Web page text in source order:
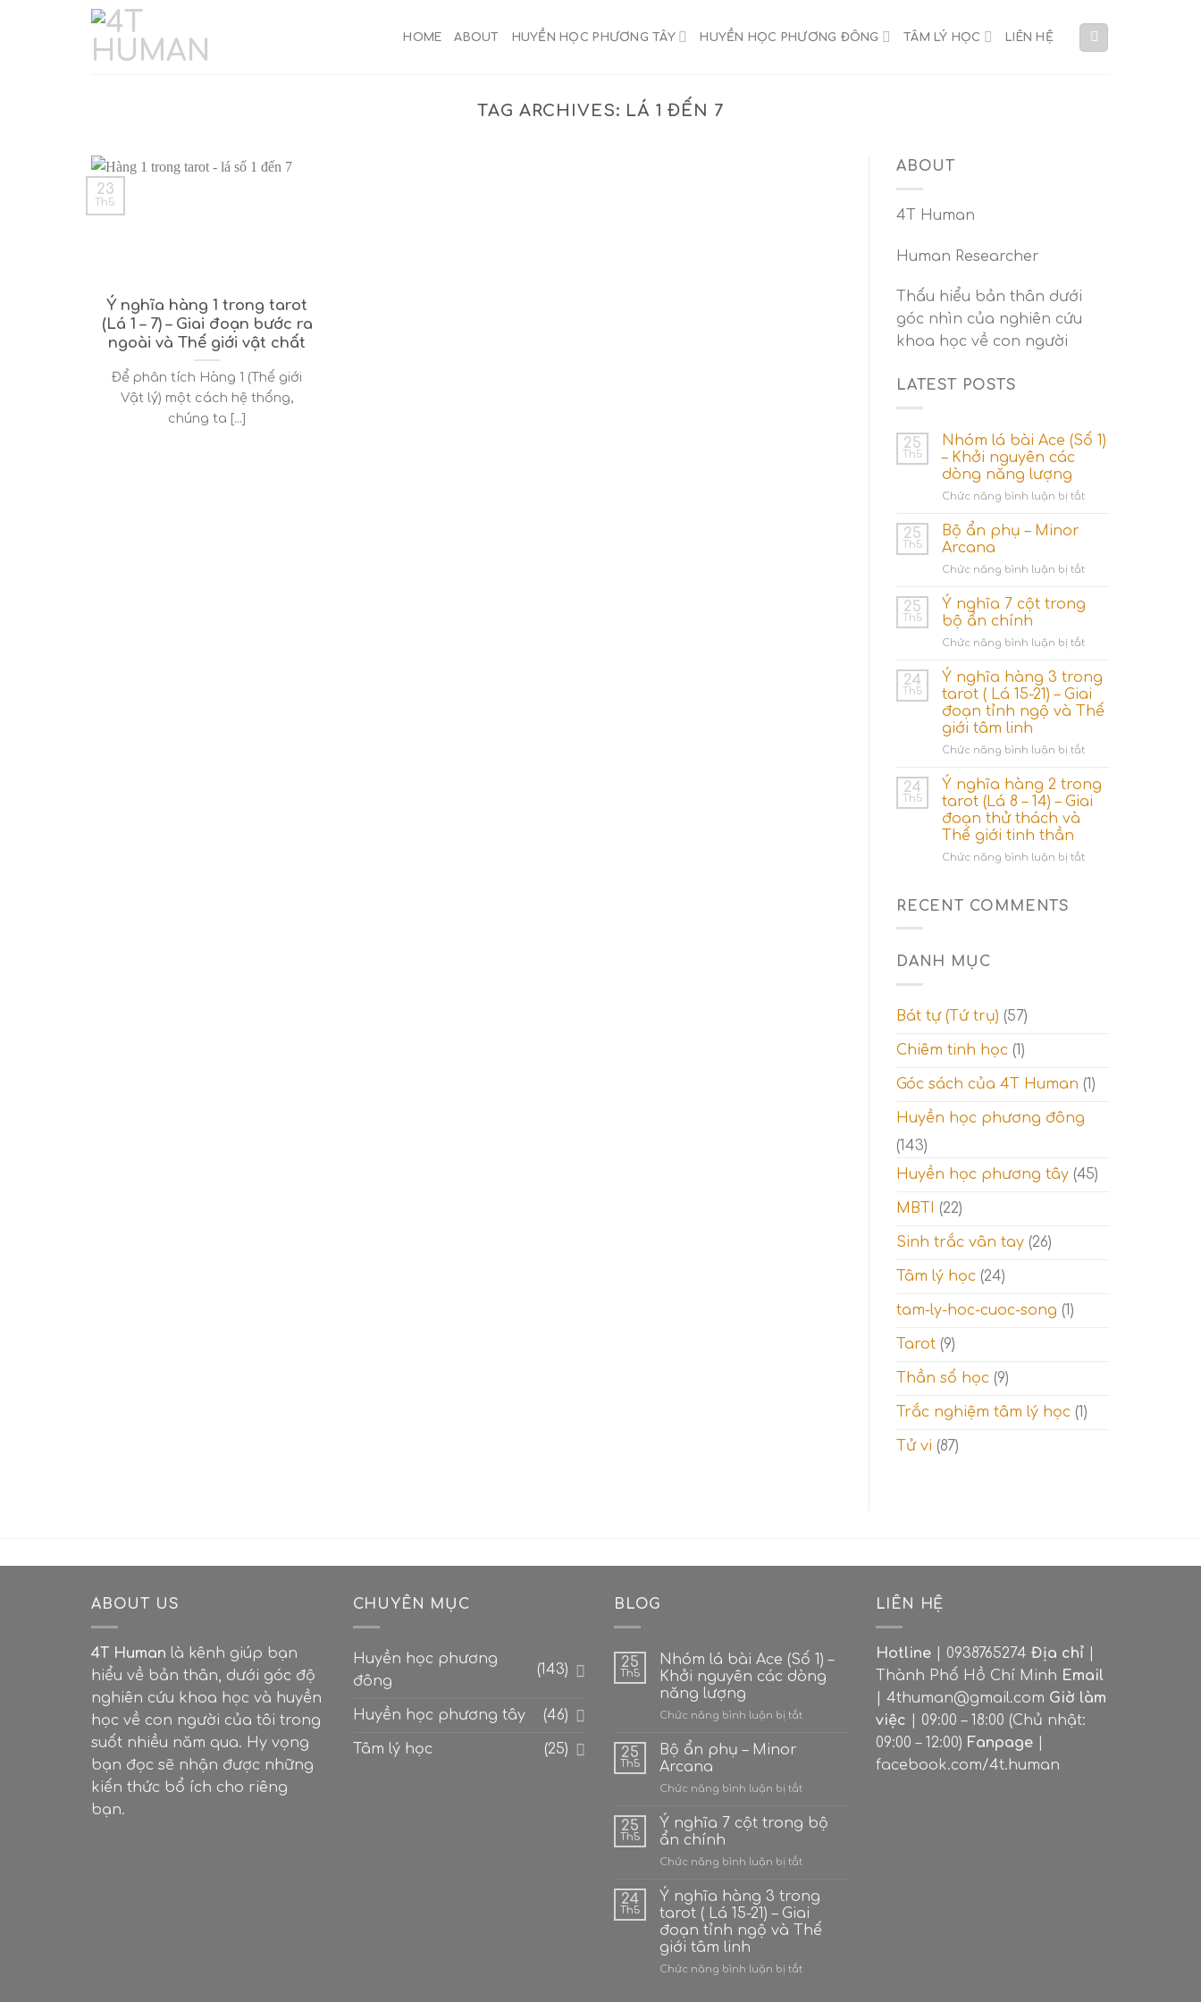
HOME ABOUT HUYỀN HỌC PHƯƠNG TÂY HUYỀN HỌC PHƯƠNG ĐÔNG TÂM LÝ HỌC LIÊN HỆ
TAG ARCHIVES: LÁ 1 ĐẾN 7
Ý nghĩa hàng 1 trong tarot
(Lá 1 – 7) – Giai đoạn bước ra
ngoài và Thế giới vật chất
Để phân tích Hàng 1 (Thế giới
Vật lý) một cách hệ thống,
chúng ta [...]
23
Th5
ABOUT
4T Human
Human Researcher
Thấu hiểu bản thân dưới
góc nhìn của nghiên cứu
khoa học về con người
LATEST POSTS
25
Th5
Nhóm lá bài Ace (Số 1)
– Khởi nguyên các
dòng năng lượng
Chức năng bình luận bị tắtở
(Số
–
các
năng
lượng
25
Th5
Bộ ẩn phụ – Minor
Arcana
Chức năng bình luận bị tắtở
phụ
Minor
25
Th5
Ý nghĩa 7 cột trong
bộ ẩn chính
Chức năng bình luận bị tắtở
nghĩa
cột
trong
ẩn
24
Th5
Ý nghĩa hàng 3 trong
tarot ( Lá 15-21) – Giai
đoạn tỉnh ngộ và Thế
giới tâm linh
Chức năng bình luận bị tắtở
nghĩa
hàng
3
(
24
Th5
Ý nghĩa hàng 2 trong
tarot (Lá 8 – 14) – Giai
đoạn thử thách và
Thế giới tinh thần
Chức năng bình luận bị tắtở
thách
RECENT COMMENTS
DANH MỤC
Bát tự (Tứ trụ) (57)
Chiêm tinh học (1)
Góc sách của 4T Human (1)
Huyền học phương đông
(143)
Huyền học phương tây (45)
MBTI (22)
Sinh trắc vân tay (26)
Tâm lý học (24)
tam-ly-hoc-cuoc-song (1)
Tarot (9)
Thần số học (9)
Trắc nghiệm tâm lý học (1)
Tử vi (87)
ABOUT US
4T Human là kênh giúp bạn
hiểu về bản thân, dưới góc độ
nghiên cứu khoa học và huyền
học về con người của tôi trong
suốt nhiều năm qua. Hy vọng
bạn đọc sẽ nhận được những
kiến thức bổ ích cho riêng
bạn.
CHUYÊN MỤC
Huyền học phương
đông
(143)
Huyền học phương tây (46)
Tâm lý học (25)
BLOG
25
Th5
Nhóm lá bài Ace (Số 1) –
Khởi nguyên các dòng
năng lượng
Chức năng bình luận bị tắtở
(Số
–
các
năng
lượng
25
Th5
Bộ ẩn phụ – Minor
Arcana
Chức năng bình luận bị tắtở
ẩn
phụ
Minor
25
Th5
Ý nghĩa 7 cột trong bộ
ẩn chính
Chức năng bình luận bị tắtở
nghĩa
cột
trong
ẩn
24
Th5
Ý nghĩa hàng 3 trong
tarot ( Lá 15-21) – Giai
đoạn tỉnh ngộ và Thế
giới tâm linh
Chức năng bình luận bị tắtở
LIÊN HỆ
Hotline| 0938765274 Địa chỉ|
Thành Phố Hồ Chí Minh Email
| 4thuman@gmail.com Giờ làm
việc | 09:00 – 18:00 (Chủ nhật:
09:00 – 12:00) Fanpage|
facebook.com/4t.human